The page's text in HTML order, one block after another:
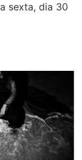
sexta, dia 30